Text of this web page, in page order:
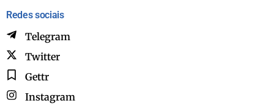
Redes sociais
Telegram
Twitter
Gettr
Instagram